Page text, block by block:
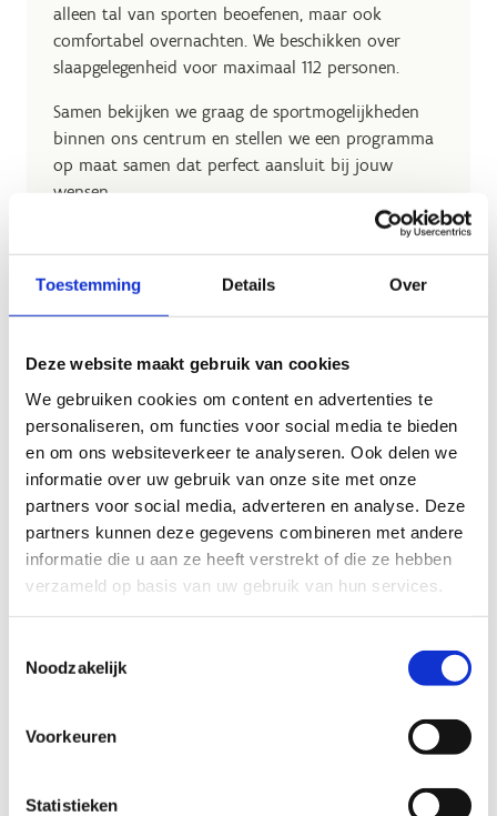
Toestemming Details Over
Deze website maakt gebruik van cookies
We gebruiken cookies om content en advertenties te
personaliseren, om functies voor social media te bieden
en om ons websiteverkeer te analyseren. Ook delen we
informatie over uw gebruik van onze site met onze
partners voor social media, adverteren en analyse. Deze
partners kunnen deze gegevens combineren met andere
informatie die u aan ze heeft verstrekt of die ze hebben
verzameld op basis van uw gebruik van hun services.
Noodzakelijk
Voorkeuren
Statistieken
alleen tal van sporten beoefenen, maar ook
comfortabel overnachten. We beschikken over
slaapgelegenheid voor maximaal 112 personen.
Samen bekijken we graag de sportmogelijkheden
binnen ons centrum en stellen we een programma
op maat samen dat perfect aansluit bij jouw
wensen.
Ontdek ons sportverblijf